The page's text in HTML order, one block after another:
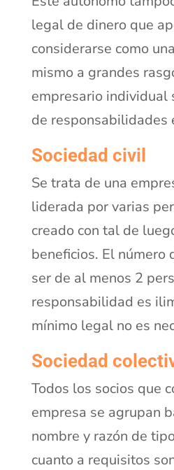
legal de dinero que
considerarse como
mismo a grandes
empresario individual
de responsabilidades
Sociedad civil
Se trata de una
liderada por varias
creado con tal de
beneficios. El número
ser de al menos 2
responsabilidad es
mínimo legal no es
Sociedad
Todos los socios que
empresa se agrupan
nombre y razón de
cuanto a requisitos